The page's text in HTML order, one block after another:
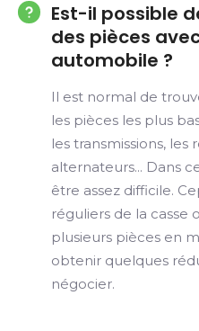
Est-il possible
des pièces
automobile ?
Il est normal de
les pièces les plus
les transmissions, les
alternateurs... Dans
être assez difficile.
réguliers de la casse
plusieurs pièces en
obtenir quelques
négocier.